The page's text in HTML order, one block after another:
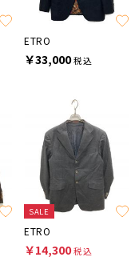
ETRO
￥33,000税込
SALE
ETRO
￥14,300税込